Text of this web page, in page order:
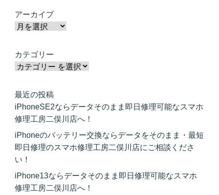
アーカイブ
カテゴリー
最近の投稿
iPhoneSE2ならデータそのまま即日修理可能なスマホ
修理工房二俣川店へ！
iPhoneのバッテリー交換ならデータをそのまま・最短
即日修理のスマホ修理工房二俣川店にご相談くださ
い！
iPhone13ならデータそのまま即日修理可能なスマホ
修理工房二俣川店へ！